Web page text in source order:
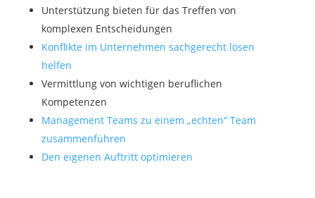
Unterstützung bieten für das Treffen von
komplexen Entscheidungen
Konflikte im Unternehmen sachgerecht lösen
helfen
Vermittlung von wichtigen beruflichen
Kompetenzen
Management Teams zu einem „echten“ Team
zusammenführen
Den eigenen Auftritt optimieren